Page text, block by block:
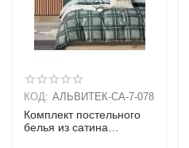
КОД: АЛЬВИТЕК-CA-7-078
Комплект постельного
белья из сатина